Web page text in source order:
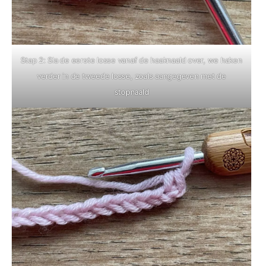
Stap 2: Sla de eerste losse vanaf de haaknaald over, we haken
verder in de tweede losse, zoals aangegeven met de
stopnaald